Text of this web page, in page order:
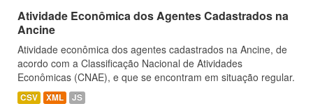
Atividade Econômica dos Agentes Cadastrados na
Ancine
Atividade econômica dos agentes cadastrados na Ancine, de
acordo com a Classificação Nacional de Atividades
Econômicas (CNAE), e que se encontram em situação regular.
CSV XML JS